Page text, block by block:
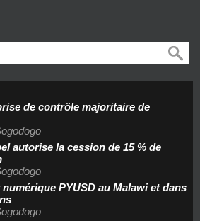
de contrôle majoritaire de
autorise la cession de 15 % de
PYUSD au Malawi et dans